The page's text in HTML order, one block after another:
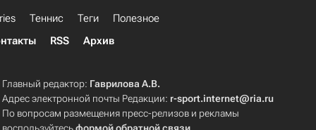
Теннис Теги
Полезное
RSS Архив
Главный редактор: Гаврилова А.В.
Адрес электронной почты Редакции: r-sport.internet@ria.ru
По вопросам размещения пресс-релизов и рекламы